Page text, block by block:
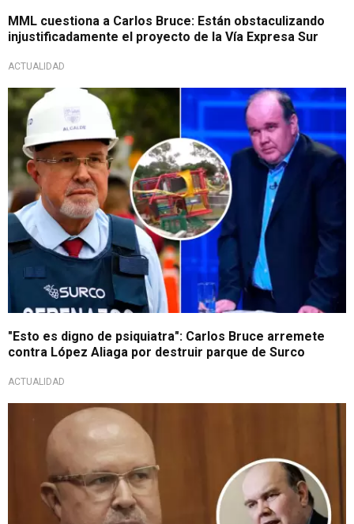
MML cuestiona a Carlos Bruce: Están obstaculizando
injustificadamente el proyecto de la Vía Expresa Sur
ACTUALIDAD
¿Tensión entre alcaldías?
"Esto es digno de psiquiatra": Carlos Bruce arremete
contra López Aliaga por destruir parque de Surco
ACTUALIDAD
Mediante comunicado